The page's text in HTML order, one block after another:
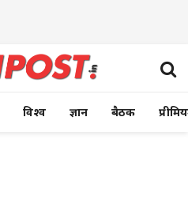
विश्व ज्ञान बैठक